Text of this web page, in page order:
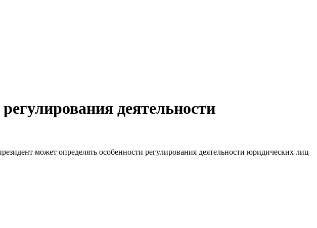
деятельности
может определять особенности регулирования деятельности юридических лиц